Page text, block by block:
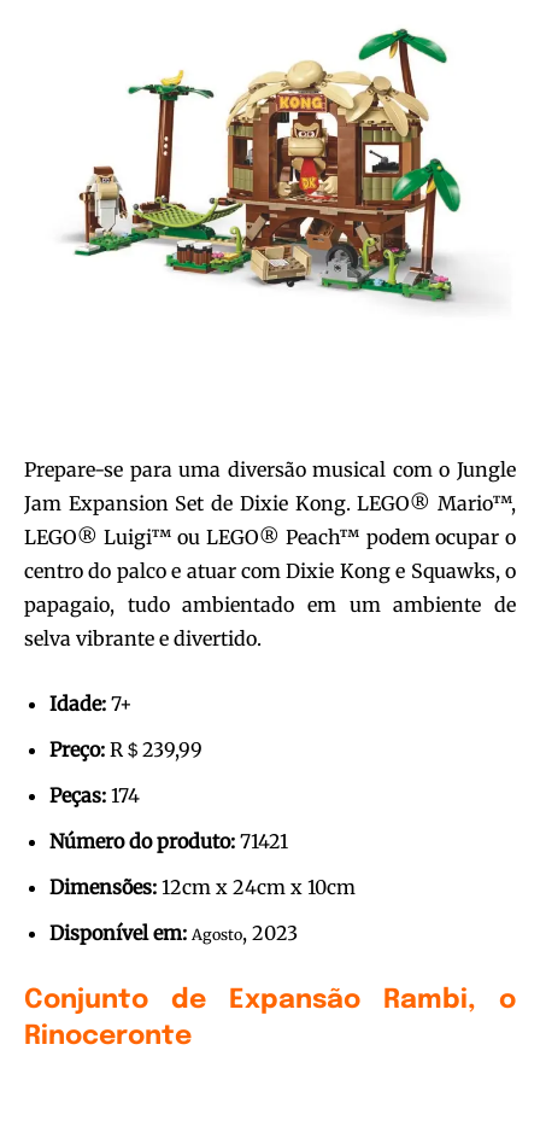
Prepare-se para uma diversão musical com o Jungle
Jam Expansion Set de Dixie Kong. LEGO® Mario™,
LEGO® Luigi™ ou LEGO® Peach™ podem ocupar o
centro do palco e atuar com Dixie Kong e Squawks, o
papagaio, tudo ambientado em um ambiente de
selva vibrante e divertido.
Idade: 7+
Preço: R＄239,99
Peças: 174
Número do produto: 71421
Dimensões: 12cm x 24cm x 10cm
Disponível em: Agosto, 2023
Conjunto de Expansão Rambi, o
Rinoceronte